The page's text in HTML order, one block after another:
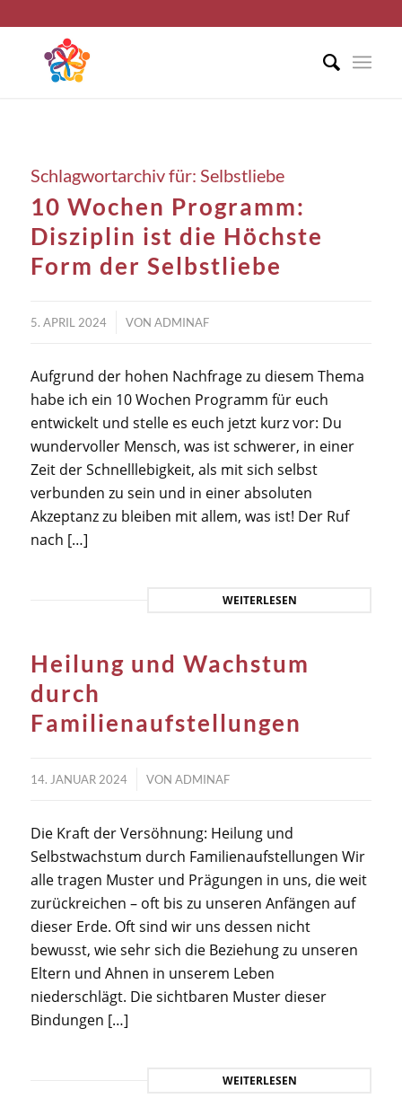
Schlagwortarchiv für: Selbstliebe
10 Wochen Programm:
Disziplin ist die Höchste
Form der Selbstliebe
5. APRIL 2024 VON ADMINAF
Aufgrund der hohen Nachfrage zu diesem Thema
habe ich ein 10 Wochen Programm für euch
entwickelt und stelle es euch jetzt kurz vor: Du
wundervoller Mensch, was ist schwerer, in einer
Zeit der Schnelllebigkeit, als mit sich selbst
verbunden zu sein und in einer absoluten
Akzeptanz zu bleiben mit allem, was ist! Der Ruf
nach […]
WEITERLESEN
Heilung und Wachstum
durch
Familienaufstellungen
14. JANUAR 2024 VON ADMINAF
Die Kraft der Versöhnung: Heilung und
Selbstwachstum durch Familienaufstellungen Wir
alle tragen Muster und Prägungen in uns, die weit
zurückreichen – oft bis zu unseren Anfängen auf
dieser Erde. Oft sind wir uns dessen nicht
bewusst, wie sehr sich die Beziehung zu unseren
Eltern und Ahnen in unserem Leben
niederschlägt. Die sichtbaren Muster dieser
Bindungen […]
WEITERLESEN